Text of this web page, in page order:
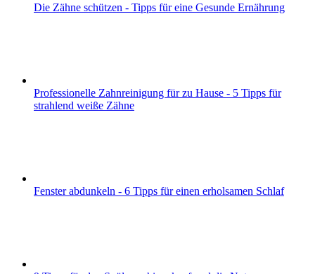
Die Zähne schützen - Tipps für eine Gesunde Ernährung
Professionelle Zahnreinigung für zu Hause - 5 Tipps für
strahlend weiße Zähne
Fenster abdunkeln - 6 Tipps für einen erholsamen Schlaf